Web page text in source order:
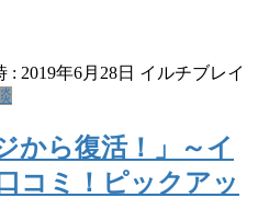
: 2019年6月28日 イルチブレイ
から復活！」～イ
コミ！ピックアッ